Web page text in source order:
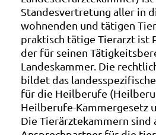
Standesvertretung aller in
wohnenden und tätigen
praktisch tätige Tierarzt ist
der für seinen
Landeskammer. Die
bildet das
für die Heilberufe
Heilberufe-Kammergesetz
Die Tierärztekammern sind